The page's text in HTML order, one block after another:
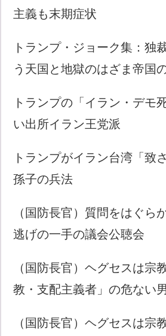
主義も末期症状
トランプ・ジョーク集：独
う天国と地獄のはざま帝国
トランプの「イラン・デモ
い出所イラン王党派
トランプがイラン台湾「致
孫子の兵法
（国防長官）質問をはぐら
逃げの一手の議会公聴会
（国防長官）ヘグセスは宗
教・支配主義者」の危ない
（国防長官）ヘグセスは宗